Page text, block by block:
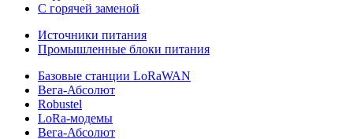
С горячей заменой
Источники питания
Промышленные блоки питания
Базовые станции LoRaWAN
Вега-Абсолют
Robustel
LoRa-модемы
Вега-Абсолют